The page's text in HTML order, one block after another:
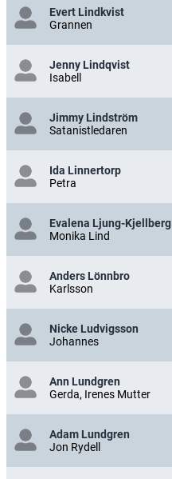
Evert Lindkvist
Grannen
Jenny Lindqvist
Isabell
Jimmy Lindström
Satanistledaren
Ida Linnertorp
Petra
Evalena Ljung-Kjellberg
Monika Lind
Anders Lönnbro
Karlsson
Nicke Ludvigsson
Johannes
Ann Lundgren
Gerda, Irenes Mutter
Adam Lundgren
Jon Rydell